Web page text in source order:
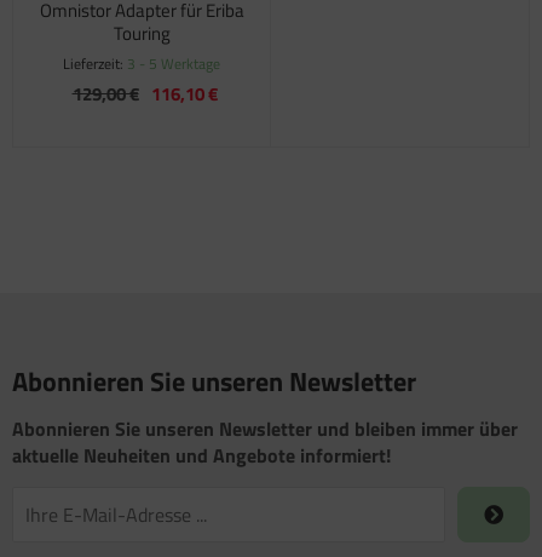
Omnistor Adapter für Eriba
Touring
Lieferzeit: 3 - 5 Werktage
129,00 € 116,10 €
Abonnieren Sie unseren Newsletter
Abonnieren Sie unseren Newsletter und bleiben immer über
aktuelle Neuheiten und Angebote informiert!